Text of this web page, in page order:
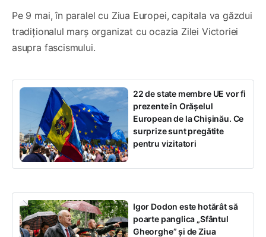
Pe 9 mai, în paralel cu Ziua Europei, capitala va găzdui
tradiționalul marș organizat cu ocazia Zilei Victoriei
asupra fascismului.
22 de state membre UE vor fi
prezente în Orășelul
European de la Chișinău. Ce
surprize sunt pregătite
pentru vizitatori
Igor Dodon este hotărât să
poarte panglica „Sfântul
Gheorghe” și de Ziua